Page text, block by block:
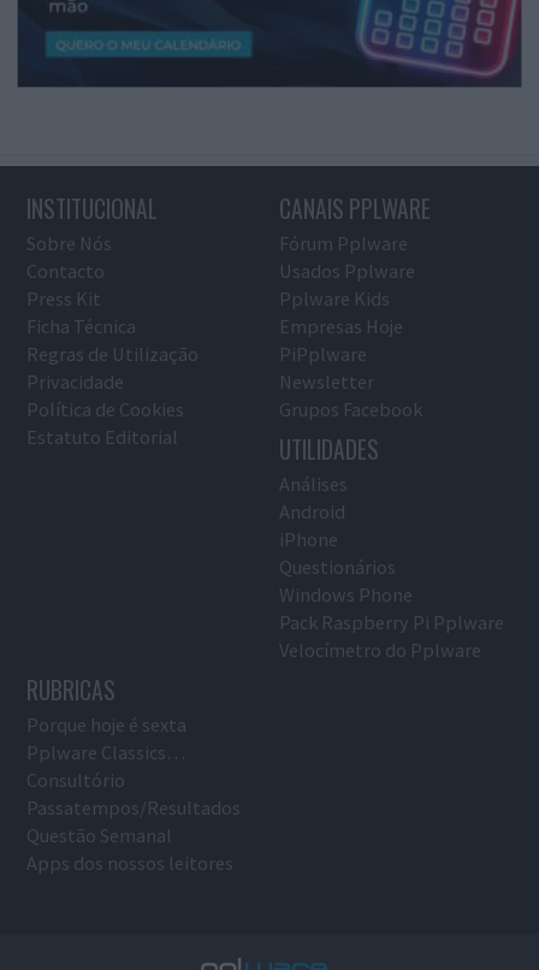
INSTITUCIONAL
Sobre Nós
Contacto
Press Kit
Ficha Técnica
Regras de Utilização
Privacidade
Política de Cookies
Estatuto Editorial
CANAIS PPLWARE
Fórum Pplware
Usados Pplware
Pplware Kids
Empresas Hoje
PiPplware
Newsletter
Grupos Facebook
UTILIDADES
Análises
Android
iPhone
Questionários
Windows Phone
Pack Raspberry Pi Pplware
Velocímetro do Pplware
RUBRICAS
Porque hoje é sexta
Pplware Classics…
Consultório
Passatempos/Resultados
Questão Semanal
Apps dos nossos leitores